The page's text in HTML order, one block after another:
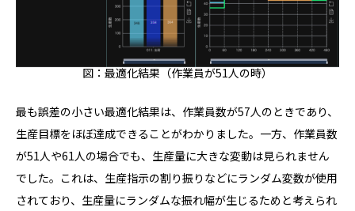
図：最適化結果（作業員が51人の時）
最も誤差の小さい最適化結果は、作業員数が57人のときであり、
生産目標をほぼ達成できることがわかりました。一方、作業員数
が51人や61人の場合でも、生産量に大きな変動は見られません
でした。これは、生産指示の割り振りなどにランダム変数が使用
されており、生産量にランダムな振れ幅が生じるためと考えられ